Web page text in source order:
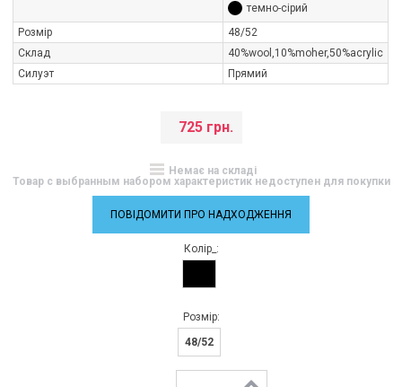
темно-сірий
Розмір
48/52
Склад
40%wool,10%moher,50%acrylic
Силуэт
Прямий
725 грн.
Немає на складі
Товар с выбранным набором характеристик недоступен для покупки
ПОВІДОМИТИ ПРО НАДХОДЖЕННЯ
Колір_:
Розмір:
48/52